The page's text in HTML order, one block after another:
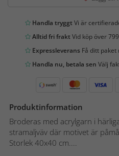
Handla tryggtVi är
Alltid fri fraktVid köp över
Expressleverans Få ditt
Handla nu, betala sen Välj
Produktinformation
Broderas med acrylgarn i
stramaljväv där motivet är
Storlek 40x40 cm....